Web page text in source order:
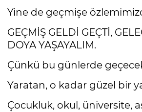
Yine de geçmişe
GEÇMİŞ GELDİ GEÇTİ,
DOYA YAŞAYALIM.
Çünkü bu günlerde
Yaratan, o kadar güzel bir
Çocukluk, okul, üniversite,